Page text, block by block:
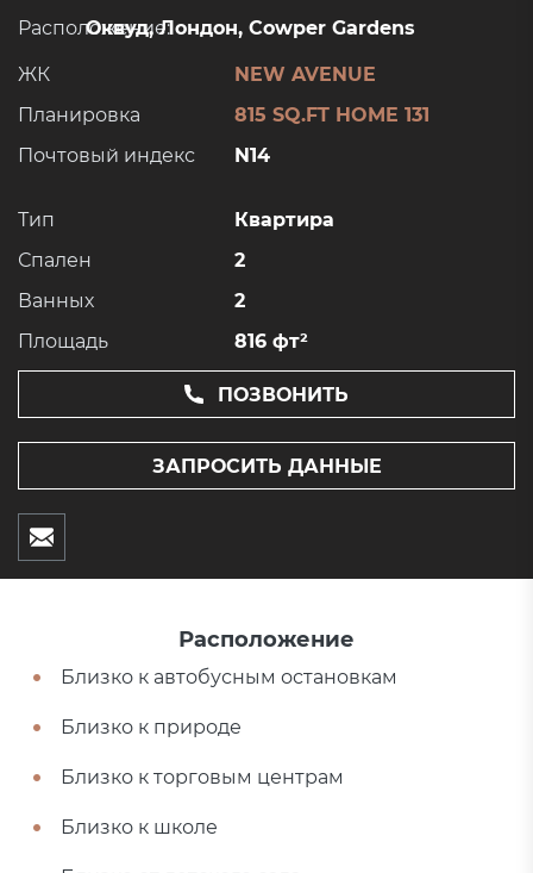
Расположение:
Оквуд, Лондон, Cowper Gardens
ЖК
NEW AVENUE
Планировка
815 SQ.FT HOME 131
Почтовый индекс
N14
Тип
Квартира
Спален
2
Ванных
2
Площадь
816 фт²
ПОЗВОНИТЬ
ЗАПРОСИТЬ ДАННЫЕ
Расположение
Близко к автобусным остановкам
Близко к природе
Близко к торговым центрам
Близко к школе